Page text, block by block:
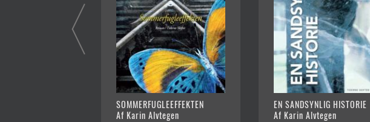
SOMMERFUGLEEFFEKTEN
Af Karin Alvtegen
EN SANDSYNLIG HISTORIE
Af Karin Alvtegen